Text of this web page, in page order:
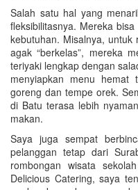
Salah satu hal yang
fleksibilitasnya. Mereka
kebutuhan. Misalnya,
agak “berkelas”, mereka
teriyaki lengkap dengan
menyiapkan menu
goreng dan tempe orek.
di Batu terasa lebih
makan.
Saya juga sempat
pelanggan tetap dari
rombongan wisata
Delicious Catering, saya